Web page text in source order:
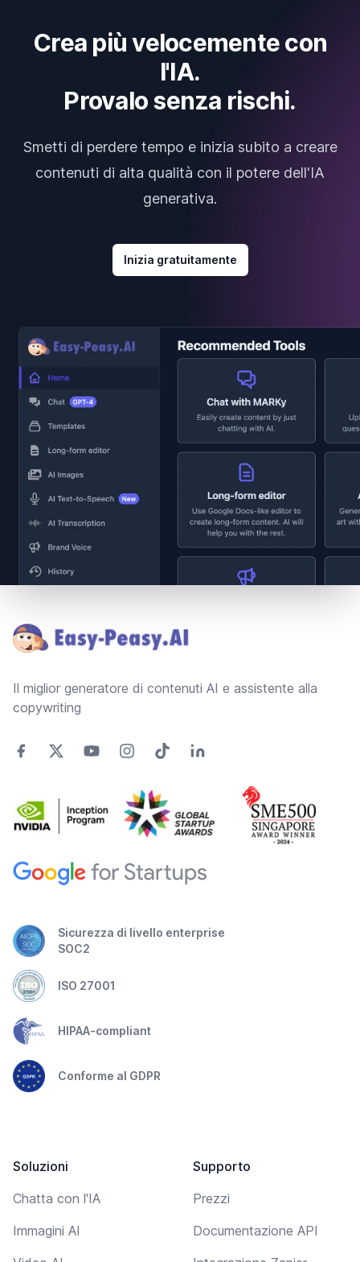
Crea più velocemente con
l'IA.
Provalo senza rischi.
Smetti di perdere tempo e inizia subito a creare
contenuti di alta qualità con il potere dell'IA
generativa.
Inizia gratuitamente
Il miglior generatore di contenuti AI e assistente alla
copywriting
Sicurezza di livello enterprise
SOC2
ISO 27001
HIPAA-compliant
Conforme al GDPR
Soluzioni
Chatta con l'IA
Immagini AI
Supporto
Prezzi
Documentazione API